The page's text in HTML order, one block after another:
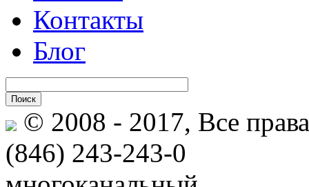
Контакты
Блог
© 2008 - 2017, Все
(846) 243-243-0